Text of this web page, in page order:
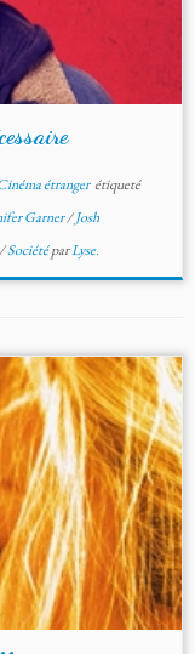
étranger étiqueté
Garner/Josh
/SociétéparLyse.